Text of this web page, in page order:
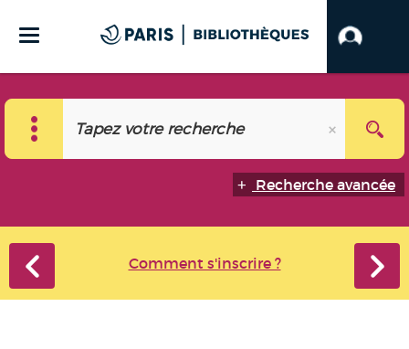
Recherche avancée
Comment s'inscrire ?